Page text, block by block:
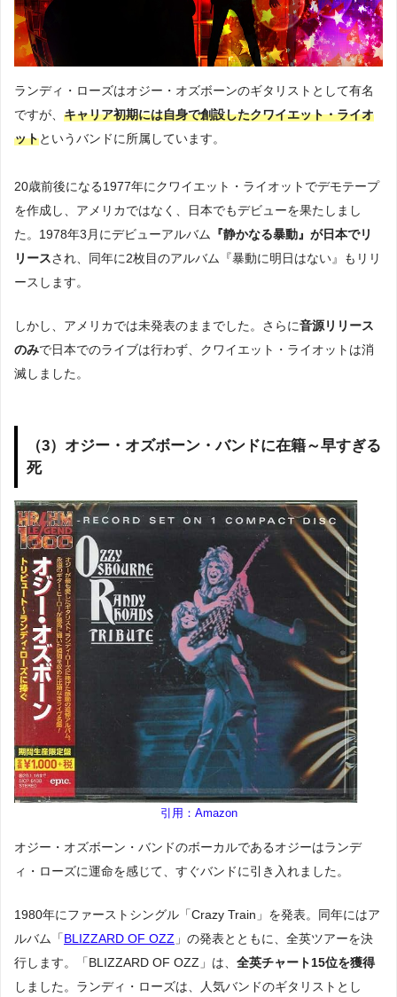
ランディ・ローズはオジー・オズボーンのギタリストとして有名
ですが、 キャリア初期には自身で創設したクワイエット・ライオ
ットというバンドに所属しています。
20歳前後になる1977年にクワイエット・ライオットでデモテープ
を作成し、アメリカではなく、日本でもデビューを果たしまし
た。1978年3月にデビューアルバム
『静かなる暴動』が日本でリ
リースされ、同年に2枚目のアルバム『暴動に明日はない』もリリ
ースします。
しかし、アメリカでは未発表のままでした。さらに音源リリース
のみで日本でのライブは行わず、クワイエット・ライオットは消
滅しました。
（3）オジー・オズボーン・バンドに在籍～早すぎる
死
引用：Amazon
オジー・オズボーン・バンドのボーカルであるオジーはランデ
ィ・ローズに運命を感じて、すぐバンドに引き入れました。
1980年にファーストシングル「Crazy Train」を発表。同年にはア
ルバム「BLIZZARD OF OZZ 」の発表とともに、全英ツアーを決
行します。「BLIZZARD OF OZZ」は、 全英チャート15位を獲得
しました。ランディ・ローズは、人気バンドのギタリストとし